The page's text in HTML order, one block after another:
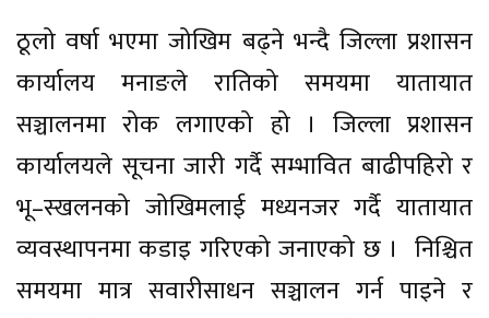
ठूलो वर्षा भएमा जोखिम बढ्ने भन्दै जिल्ला प्रशासन
कार्यालय मनाङले रातिको समयमा यातायात
सञ्चालनमा रोक लगाएको हो । जिल्ला प्रशासन
कार्यालयले सूचना जारी गर्दै सम्भावित बाढीपहिरो र
भू–स्खलनको जोखिमलाई मध्यनजर गर्दै यातायात
व्यवस्थापनमा कडाइ गरिएको जनाएको छ । निश्चित
समयमा मात्र सवारीसाधन सञ्चालन गर्न पाइने र